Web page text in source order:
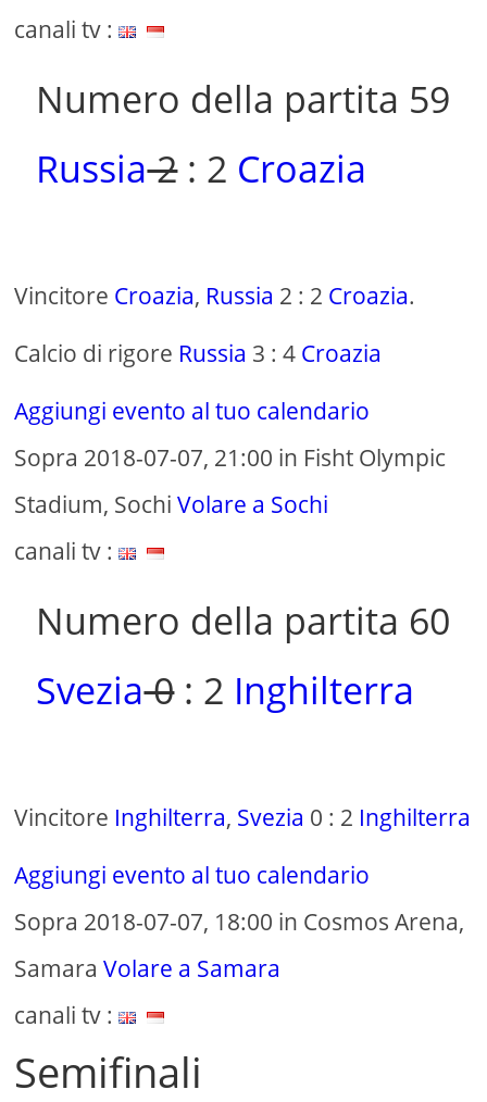
canali tv :
Numero della partita 59
Russia2: 2 Croazia
Vincitore Croazia, Russia 2 : 2 Croazia.
Calcio di rigore Russia 3 : 4 Croazia
Aggiungi evento al tuo calendario
Sopra 2018-07-07, 21:00 in Fisht Olympic
Stadium, SochiVolare a Sochi
canali tv :
Numero della partita 60
Svezia0: 2 Inghilterra
Vincitore Inghilterra, Svezia 0 : 2 Inghilterra
Aggiungi evento al tuo calendario
Sopra 2018-07-07, 18:00 in Cosmos Arena,
SamaraVolare a Samara
canali tv :
Semifinali